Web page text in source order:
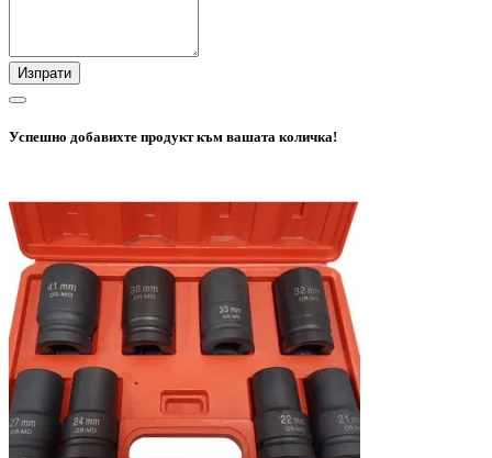
Изпрати
Успешно добавихте продукт към вашата количка!